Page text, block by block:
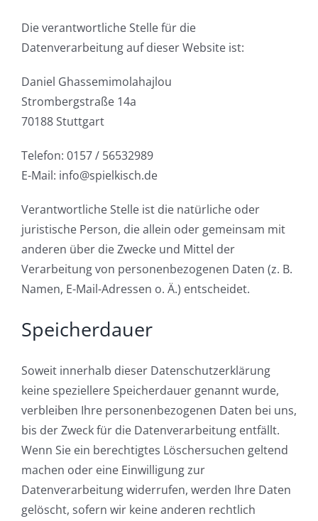
Die verantwortliche Stelle für die
Datenverarbeitung auf dieser Website ist:
Daniel Ghassemimolahajlou
Strombergstraße 14a
70188 Stuttgart
Telefon: 0157 / 56532989
E-Mail: info@spielkisch.de
Verantwortliche Stelle ist die natürliche oder
juristische Person, die allein oder gemeinsam mit
anderen über die Zwecke und Mittel der
Verarbeitung von personenbezogenen Daten (z. B.
Namen, E-Mail-Adressen o. Ä.) entscheidet.
Speicherdauer
Soweit innerhalb dieser Datenschutzerklärung
keine speziellere Speicherdauer genannt wurde,
verbleiben Ihre personenbezogenen Daten bei uns,
bis der Zweck für die Datenverarbeitung entfällt.
Wenn Sie ein berechtigtes Löschersuchen geltend
machen oder eine Einwilligung zur
Datenverarbeitung widerrufen, werden Ihre Daten
gelöscht, sofern wir keine anderen rechtlich